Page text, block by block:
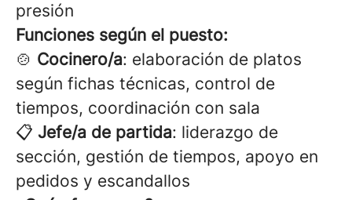
presión
Funciones según el puesto:
🍲 Cocinero/a: elaboración de platos
según fichas técnicas, control de
tiempos, coordinación con sala
📋 Jefe/a de partida: liderazgo de
sección, gestión de tiempos, apoyo en
pedidos y escandallos